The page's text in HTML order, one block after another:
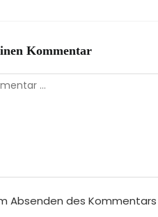
Kommentar
Absenden des